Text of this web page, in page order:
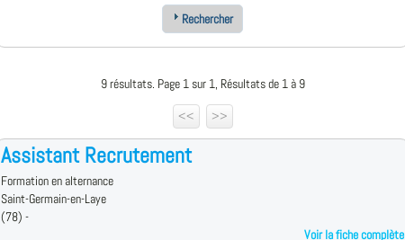
Rechercher
9 résultats. Page 1 sur 1, Résultats de 1 à 9
<<
>>
Assistant Recrutement
Formation en alternance
Saint-Germain-en-Laye
(78) -
Voir la fiche complète